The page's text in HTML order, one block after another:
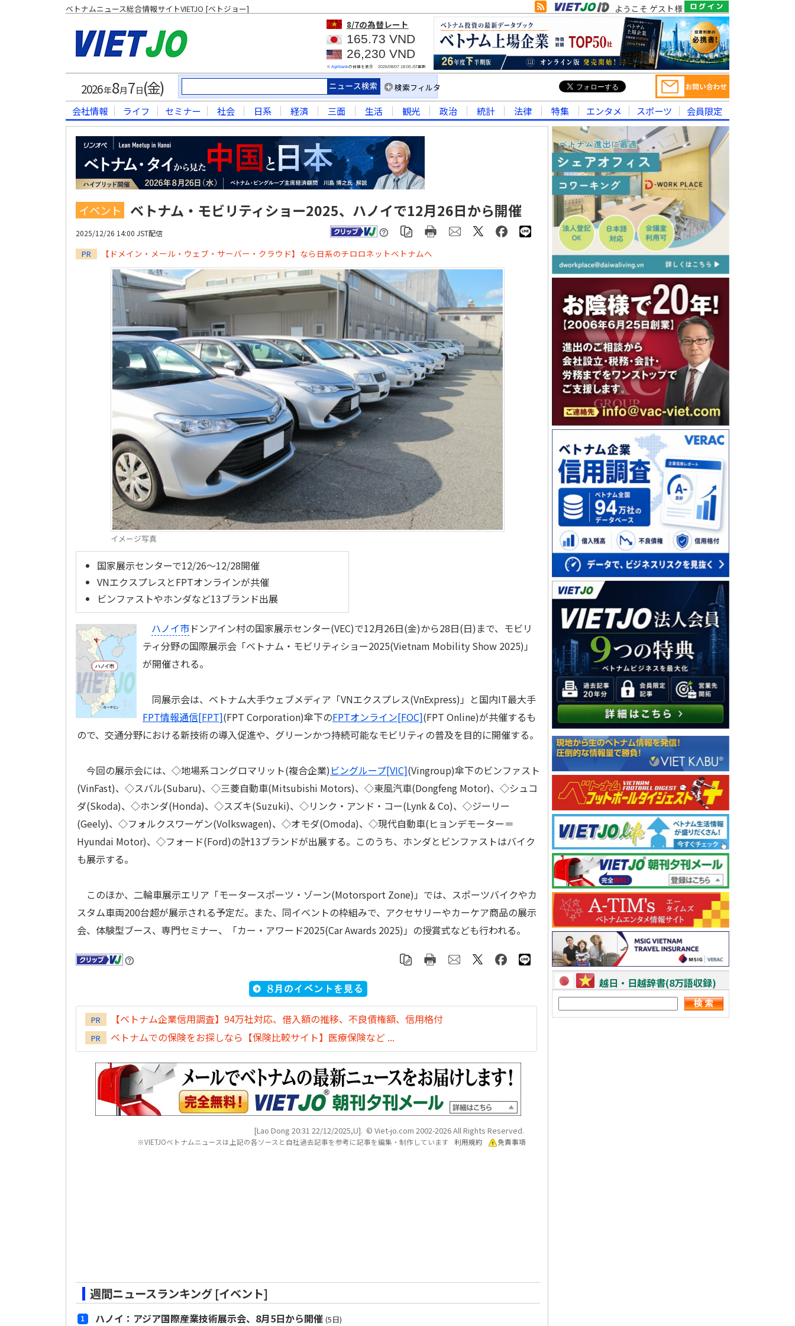
ベトナムニュース総合情報サイトVIETJO [ベトジョー]
ようこそ ゲスト様
8/7の為替レート
165.73 VND
26,230 VND
※ Agribankの仲値を表示 2026/08/07 18:00JST更新
2026年8月7 日(金) 検索フィルタ
会社情報 ライフ セミナー 社会 日系 経済 三面 生活 観光 政治 統計 法律 特集 エンタメ スポーツ 会員限定
イベント ベトナム・モビリティショー2025、ハノイで12月26日から開催
2025/12/26 14:00 JST配信
PR 【ドメイン・メール・ウェブ・サーバー・クラウド】なら日系のチロロネットベトナムへ
イメージ写真
国家展示センターで12/26～12/28開催
VNエクスプレスとFPTオンラインが共催
ビンファストやホンダなど13ブランド出展
ハノイ市ドンアイン村の国家展示センター(VEC)で12月26日(金)から28日(日)まで、モビリ
ティ分野の国際展示会「ベトナム・モビリティショー2025(Vietnam Mobility Show 2025)」
が開催される。
同展示会は、ベトナム大手ウェブメディア「VNエクスプレス(VnExpress)」と国内IT最大手
FPT情報通信[FPT](FPT Corporation)傘下のFPTオンライン[FOC](FPT Online)が共催するも
ので、交通分野における新技術の導入促進や、グリーンかつ持続可能なモビリティの普及を目的に開催する。
今回の展示会には、◇地場系コングロマリット(複合企業)ビングループ[VIC](Vingroup)傘下のビンファスト
(VinFast)、◇スバル(Subaru)、◇三菱自動車(Mitsubishi Motors)、◇東風汽車(Dongfeng Motor)、◇シュコ
ダ(Skoda)、◇ホンダ(Honda)、◇スズキ(Suzuki)、◇リンク・アンド・コー(Lynk & Co)、◇ジーリー
(Geely)、◇フォルクスワーゲン(Volkswagen)、◇オモダ(Omoda)、◇現代自動車(ヒョンデモーター＝
Hyundai Motor)、◇フォード(Ford)の計13ブランドが出展する。このうち、ホンダとビンファストはバイク
も展示する。
このほか、二輪車展示エリア「モータースポーツ・ゾーン(Motorsport Zone)」では、スポーツバイクやカ
スタム車両200台超が展示される予定だ。また、同イベントの枠組みで、アクセサリーやカーケア商品の展示
会、体験型ブース、専門セミナー、「カー・アワード2025(Car Awards 2025)」の授賞式なども行われる。
PR 【ベトナム企業信用調査】94万社対応、借入額の推移、不良債権額、信用格付
PR ベトナムでの保険をお探しなら【保険比較サイト】医療保険など ...
[Lao Dong 20:31 22/12/2025,U]. © Viet-jo.com 2002-2026 All Rights Reserved.
※VIETJOベトナムニュースは上記の各ソースと自社過去記事を参考に記事を編集・制作しています 利用規約 免責事項
週間ニュースランキング [イベント]
ハノイ：アジア国際産業技術展示会、8月5日から開催 (5日)
越日・日越辞書(8万語収録)